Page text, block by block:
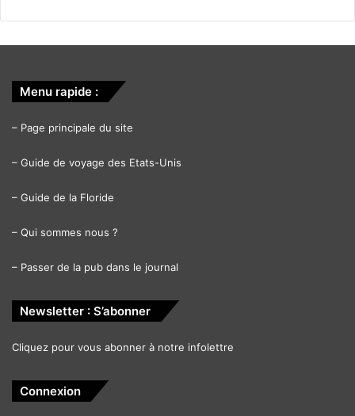
Menu rapide :
– Page principale du site
– Guide de voyage des Etats-Unis
– Guide de la Floride
– Qui sommes nous ?
– Passer de la pub dans le journal
Newsletter : S’abonner
Cliquez pour vous abonner à notre infolettre
Connexion